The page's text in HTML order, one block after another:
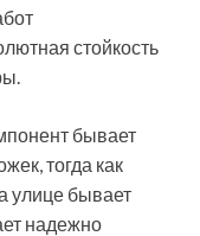
стойкость
бывает
тогда как
улице бывает
надежно